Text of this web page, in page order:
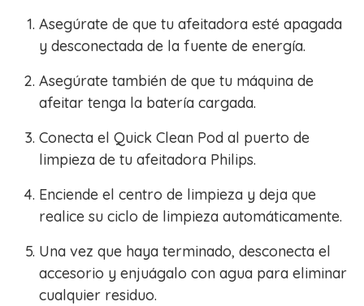
Asegúrate de que tu afeitadora esté apagada
y desconectada de la fuente de energía.
Asegúrate también de que tu máquina de
afeitar tenga la batería cargada.
Conecta el Quick Clean Pod al puerto de
limpieza de tu afeitadora Philips.
Enciende el centro de limpieza y deja que
realice su ciclo de limpieza automáticamente.
Una vez que haya terminado, desconecta el
accesorio y enjuágalo con agua para eliminar
cualquier residuo.